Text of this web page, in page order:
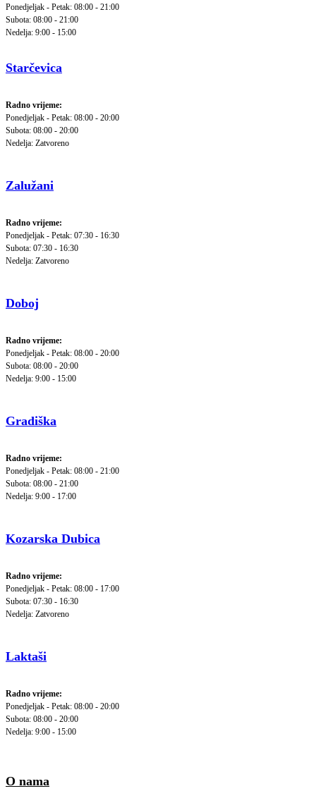
Ponedjeljak - Petak: 08:00 - 21:00
Subota: 08:00 - 21:00
Nedelja: 9:00 - 15:00
Starčevica
Radno vrijeme:
Ponedjeljak - Petak: 08:00 - 20:00
Subota: 08:00 - 20:00
Nedelja: Zatvoreno
Zalužani
Radno vrijeme:
Ponedjeljak - Petak: 07:30 - 16:30
Subota: 07:30 - 16:30
Nedelja: Zatvoreno
Doboj
Radno vrijeme:
Ponedjeljak - Petak: 08:00 - 20:00
Subota: 08:00 - 20:00
Nedelja: 9:00 - 15:00
Gradiška
Radno vrijeme:
Ponedjeljak - Petak: 08:00 - 21:00
Subota: 08:00 - 21:00
Nedelja: 9:00 - 17:00
Kozarska Dubica
Radno vrijeme:
Ponedjeljak - Petak: 08:00 - 17:00
Subota: 07:30 - 16:30
Nedelja: Zatvoreno
Laktaši
Radno vrijeme:
Ponedjeljak - Petak: 08:00 - 20:00
Subota: 08:00 - 20:00
Nedelja: 9:00 - 15:00
O nama